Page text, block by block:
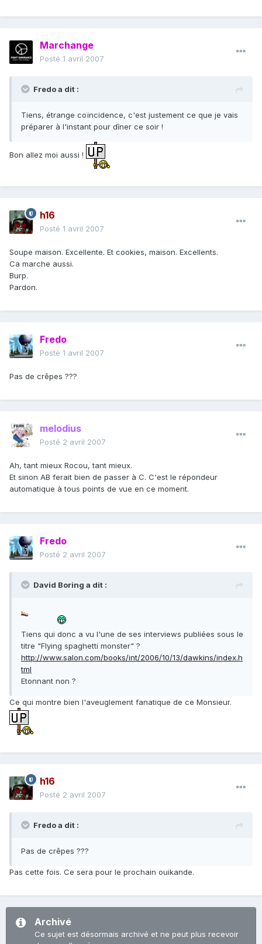
Marchange
Posté 1 avril 2007
Fredo a dit :
Tiens, étrange coïncidence, c'est justement ce que je vais
préparer à l'instant pour dîner ce soir !
Bon allez moi aussi !
h16
Posté 1 avril 2007
Soupe maison. Excellente. Et cookies, maison. Excellents.
Ca marche aussi.
Burp.
Pardon.
Fredo
Posté 1 avril 2007
Pas de crêpes ???
melodius
Posté 2 avril 2007
Ah, tant mieux Rocou, tant mieux.
Et sinon AB ferait bien de passer à C. C'est le répondeur
automatique à tous points de vue en ce moment.
Fredo
Posté 2 avril 2007
David Boring a dit :
Tiens qui donc a vu l'une de ses interviews publiées sous le
titre "Flying spaghetti monster" ?
http://www.salon.com/books/int/2006/10/13/dawkins/index.h
tml
Etonnant non ?
Ce qui montre bien l'aveuglement fanatique de ce Monsieur.
h16
Posté 2 avril 2007
Fredo a dit :
Pas de crêpes ???
Pas cette fois. Ce sera pour le prochain ouikande.
Archivé
Ce sujet est désormais archivé et ne peut plus recevoir